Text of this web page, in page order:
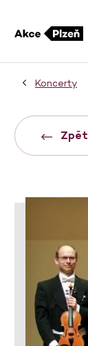
Koncerty
Zpět